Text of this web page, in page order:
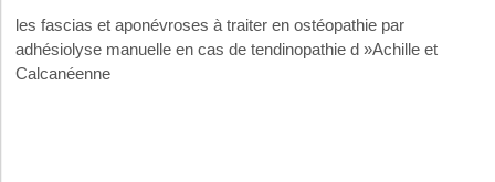
les fascias et aponévroses à traiter en ostéopathie par
adhésiolyse manuelle en cas de tendinopathie d »Achille et
Calcanéenne